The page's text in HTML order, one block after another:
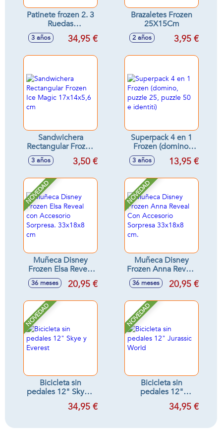
Patinete frozen 2. 3
Ruedas
60x46x13,50cm
3 años 34,95 €
Brazaletes Frozen
25X15Cm
2 años 3,95 €
Sandwichera
Rectangular Frozen
Ice Magic
17x14x5,6 cm
3 años 3,50 €
Superpack 4 en 1
Frozen (domino,
puzzle 25, puzzle
50 e identiti)
3 años 13,95 €
NOVEDAD
Muñeca Disney
Frozen Elsa Reveal
con Accesorio
Sorpresa. 33x18x8
36 meses 20,95 €
NOVEDAD
Muñeca Disney
Frozen Anna Reveal
Con Accesorio
Sorpresa 33x18x8
36 meses 20,95 €
NOVEDAD
Bicicleta sin
pedales 12" Skye y
Everest34,95 €
NOVEDAD
Bicicleta sin
pedales 12"
Jurassic World
34,95 €